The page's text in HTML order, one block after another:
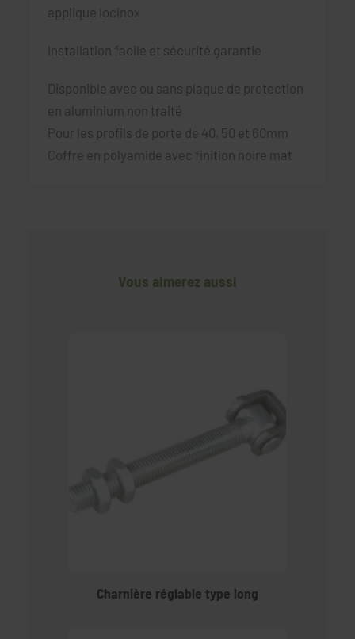
applique locinox
Installation facile et sécurité garantie
Disponible avec ou sans plaque de protection
en aluminium non traité
Pour les profils de porte de 40, 50 et 60mm
Coffre en polyamide avec finition noire mat
Vous aimerez aussi
Charnière réglable type long